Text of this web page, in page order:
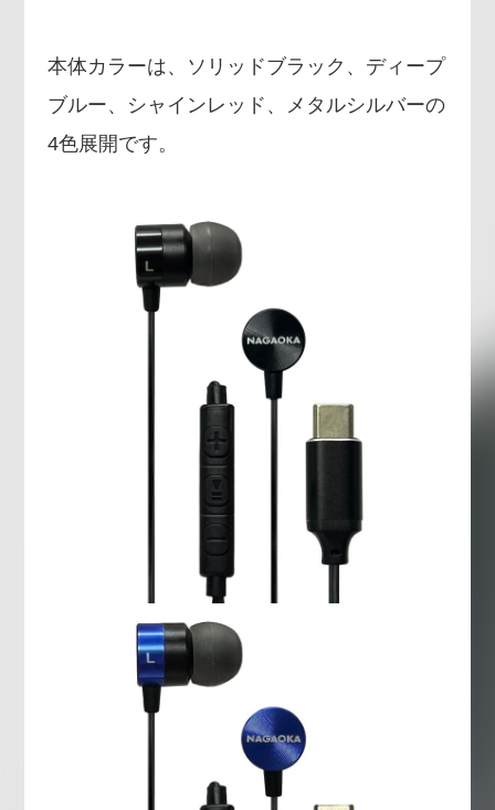
本体カラーは、ソリッドブラック、ディープ
ブルー、シャインレッド、メタルシルバーの
4色展開です。